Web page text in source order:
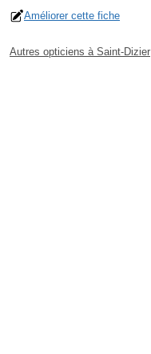
Améliorer cette fiche
Autres opticiens à Saint-Dizier